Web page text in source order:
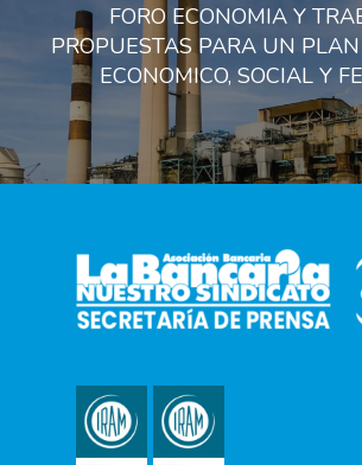
FORO ECONOMIA Y
PROPUESTAS PARA UN
ECONOMICO, SOCIAL Y